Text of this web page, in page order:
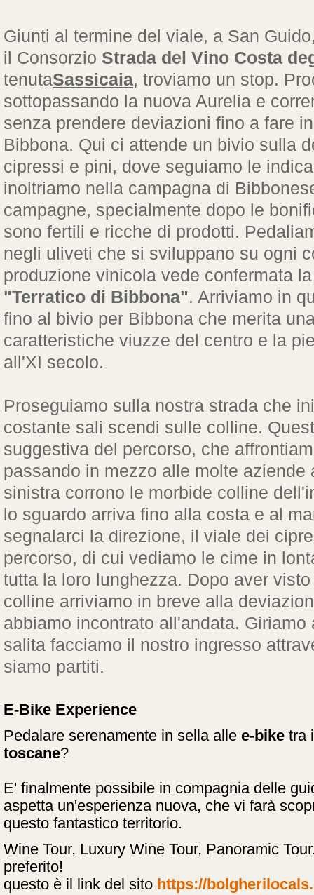
Giunti al termine del viale, a San
il Consorzio Strada del Vino Costa
tenutaSassicaia, troviamo un stop.
sottopassando la nuova Aurelia e
senza prendere deviazioni fino a fare
Bibbona. Qui ci attende un bivio sulla
cipressi e pini, dove seguiamo le
inoltriamo nella campagna di
campagne, specialmente dopo le
sono fertili e ricche di prodotti.
negli uliveti che si sviluppano su ogni
produzione vinicola vede confermata
"Terratico di Bibbona". Arriviamo in
fino al bivio per Bibbona che merita
caratteristiche viuzze del centro e la
all'XI secolo.
Proseguiamo sulla nostra strada che
costante sali scendi sulle colline.
suggestiva del percorso, che
passando in mezzo alle molte aziende
sinistra corrono le morbide colline
lo sguardo arriva fino alla costa e al
segnalarci la direzione, il viale dei
percorso, di cui vediamo le cime in
tutta la loro lunghezza. Dopo aver
colline arriviamo in breve alla
abbiamo incontrato all'andata.
salita facciamo il nostro ingresso
siamo partiti.
E-Bike Experience
Pedalare serenamente in sella alle e-bike tra
toscane?
E' finalmente possibile in compagnia delle
aspetta un'esperienza nuova, che vi farà
questo fantastico territorio.
Wine Tour, Luxury Wine Tour, Panoramic
preferito!
questo è il link del sito https://